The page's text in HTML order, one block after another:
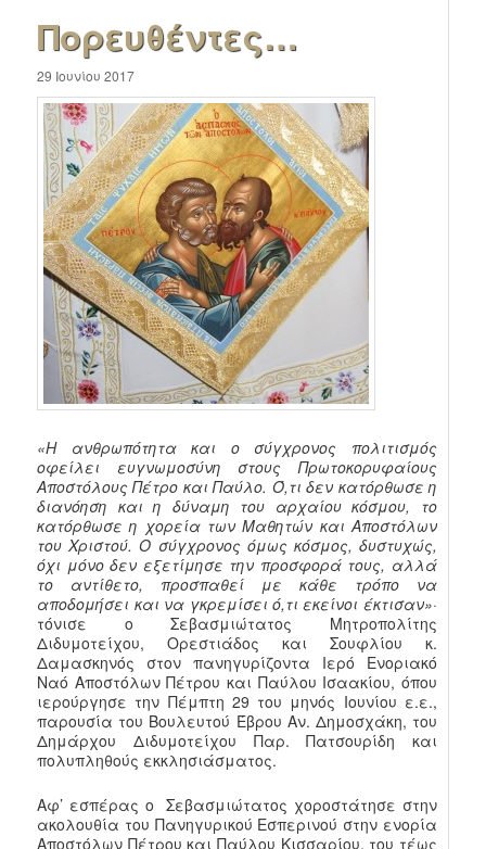
Πορευθέντες…
29 Ιουνίου 2017
«Η ανθρωπότητα και ο σύγχρονος πολιτισμός
οφείλει ευγνωμοσύνη στους Πρωτοκορυφαίους
Αποστόλους Πέτρο και Παύλο. Ό,τι δεν κατόρθωσε η
διανόηση και η δύναμη του αρχαίου κόσμου, το
κατόρθωσε η χορεία των Μαθητών και Αποστόλων
του Χριστού. Ο σύγχρονος όμως κόσμος, δυστυχώς,
όχι μόνο δεν εξετίμησε την προσφορά τους, αλλά
το αντίθετο, προσπαθεί με κάθε τρόπο να
αποδομήσει και να γκρεμίσει ό,τι εκείνοι έκτισαν»·
τόνισε ο Σεβασμιώτατος Μητροπολίτης
Διδυμοτείχου, Ορεστιάδος και Σουφλίου κ.
Δαμασκηνός στον πανηγυρίζοντα Ιερό Ενοριακό
Ναό Αποστόλων Πέτρου και Παύλου Ισαακίου, όπου
ιερούργησε την Πέμπτη 29 του μηνός Ιουνίου ε.ε.,
παρουσία του Βουλευτού Έβρου Αν. Δημοσχάκη, του
Δημάρχου Διδυμοτείχου Παρ. Πατσουρίδη και
πολυπληθούς εκκλησιάσματος.
Αφ’ εσπέρας ο Σεβασμιώτατος χοροστάτησε στην
ακολουθία του Πανηγυρικού Εσπερινού στην ενορία
Αποστόλων Πέτρου και Παύλου Κισσαρίου, του τέως